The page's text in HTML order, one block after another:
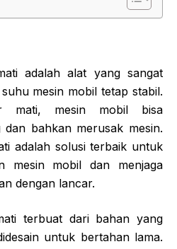
adalah alat yang sangat
mesin mobil tetap stabil.
mati, mesin mobil bisa
dan bahkan merusak mesin.
adalah solusi terbaik untuk
mesin mobil dan menjaga
dengan lancar.
terbuat dari bahan yang
untuk bertahan lama.